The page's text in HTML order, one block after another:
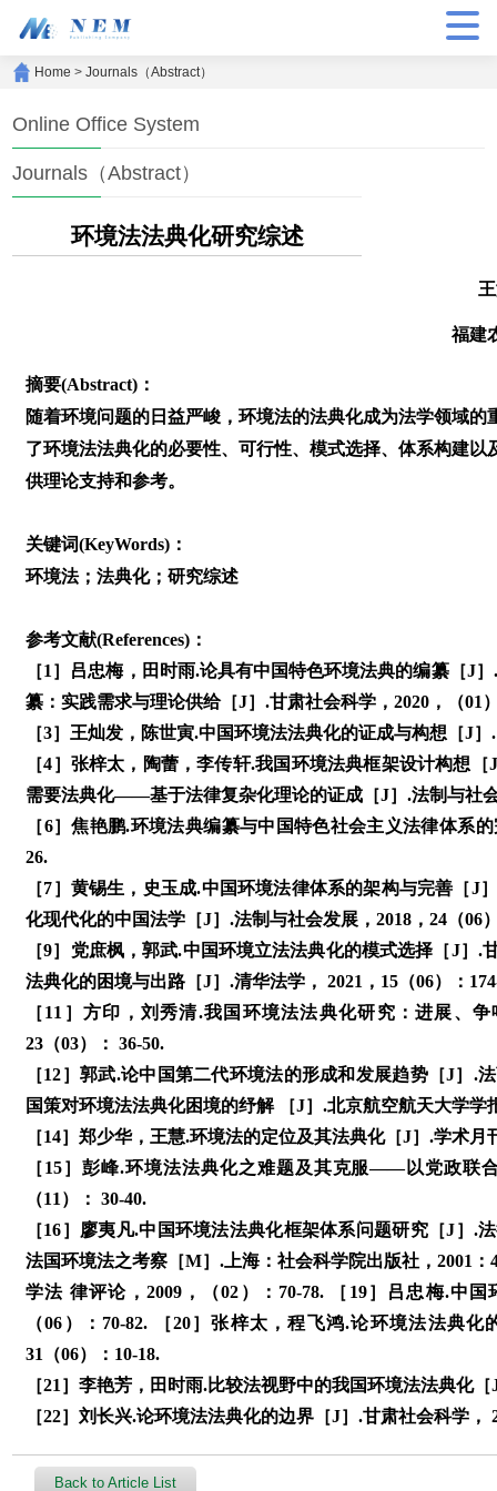
Home >Journals（Abstract）
Online Office System
Journals（Abstract）
环境法法典化研究综述
福建
摘要(Abstract)：
随着环境问题的日益严峻，环境法的法典化成为法学领域
了环境法法典化的必要性、可行性、模式选择、体系构建
供理论支持和参考。
关键词(KeyWords)：
环境法；法典化；研究综述
参考文献(References)：
［1］吕忠梅，田时雨.论具有中国特色环境法典的编纂［J
纂：实践需求与理论供给［J］.甘肃社会科学，2020，（01
［3］王灿发，陈世寅.中国环境法法典化的证成与构想［J
［4］张梓太，陶蕾，李传轩.我国环境法典框架设计构想
需要法典化——基于法律复杂化理论的证成［J］.法制与社
［6］焦艳鹏.环境法典编纂与中国特色社会主义法律体系
26.
［7］黄锡生，史玉成.中国环境法律体系的架构与完善［J
化现代化的中国法学［J］.法制与社会发展，2018，24（06
［9］党庶枫，郭武.中国环境立法法典化的模式选择［J］.
法典化的困境与出路［J］.清华法学， 2021，15（06）：
［11］方印，刘秀清.我国环境法法典化研究：进展、
23（03）： 36-50.
［12］郭武.论中国第二代环境法的形成和发展趋势［J］.
国策对环境法法典化困境的纾解 ［J］.北京航空航天大学学
［14］郑少华，王慧.环境法的定位及其法典化［J］.学术月
［15］彭峰.环境法法典化之难题及其克服——以党政联
（11）： 30-40.
［16］廖夷凡.中国环境法法典化框架体系问题研究［J］.
法国环境法之考察［M］.上海：社会科学院出版社，2001
学法 律评论，2009，（02）：70-78. ［19］吕忠梅.中
（06）：70-82. ［20］张梓太，程飞鸿.论环境法法典
31（06）：10-18.
［21］李艳芳，田时雨.比较法视野中的我国环境法法典化
［22］刘长兴.论环境法法典化的边界［J］.甘肃社会科学，
Back to Article List